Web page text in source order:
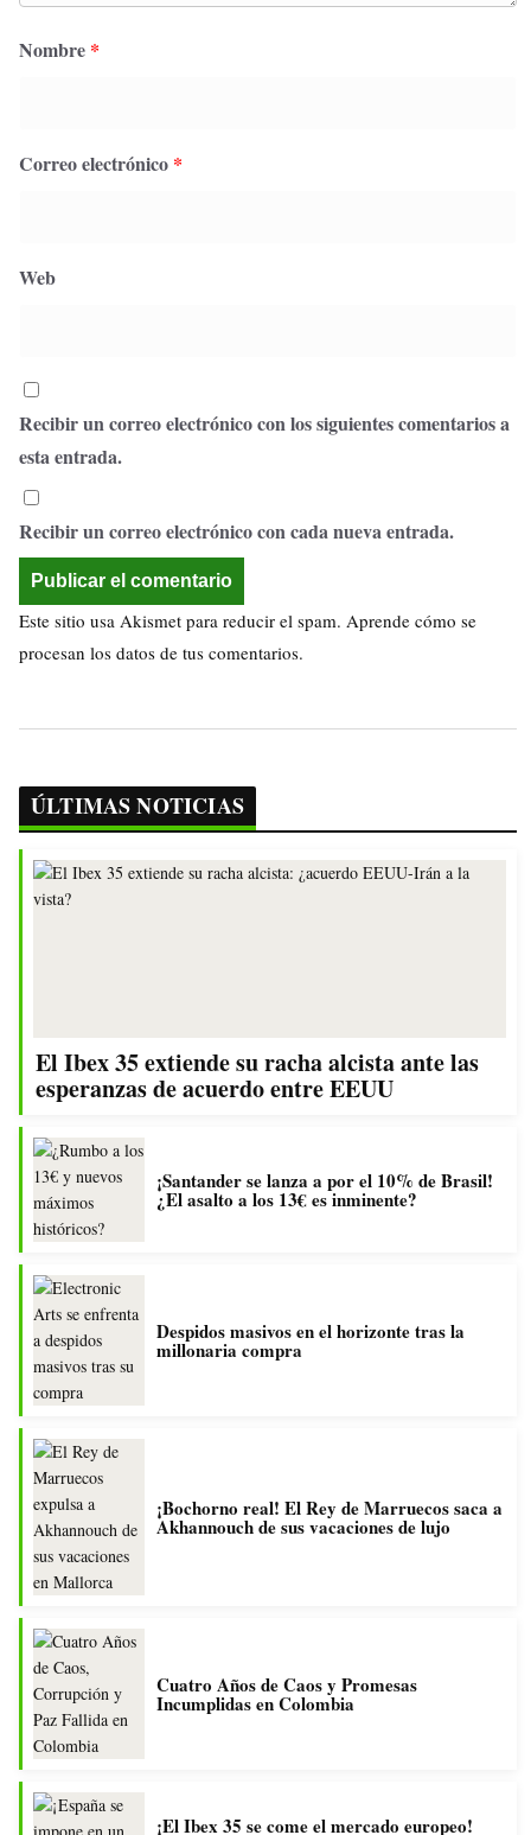
Nombre *
Correo electrónico *
Web
Recibir un correo electrónico con los siguientes comentarios a
esta entrada.
Recibir un correo electrónico con cada nueva entrada.
Este sitio usa Akismet para reducir el spam. Aprende cómo se
procesan los datos de tus comentarios.
ÚLTIMAS NOTICIAS
El Ibex 35 extiende su racha alcista ante las
esperanzas de acuerdo entre EEUU
¡Santander se lanza a por el 10% de Brasil!
¿El asalto a los 13€ es inminente?
Despidos masivos en el horizonte tras la
millonaria compra
¡Bochorno real! El Rey de Marruecos saca a
Akhannouch de sus vacaciones de lujo
Cuatro Años de Caos y Promesas
Incumplidas en Colombia
¡El Ibex 35 se come el mercado europeo!